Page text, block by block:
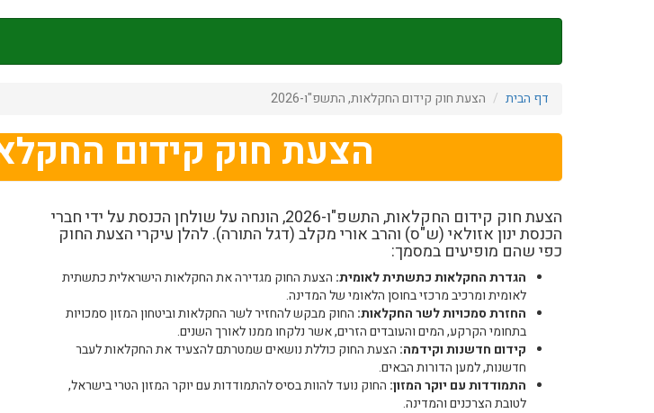
דף הבית הצעת חוק קידום החקלאות, התשפ"ו-2026
הצעת חוק קידום
הצעת חוק קידום החקלאות, התשפ"ו-2026, הונחה על שולחן הכנסת על ידי חברי
הכנסת ינון אזולאי (ש"ס) והרב אורי מקלב (דגל התורה). להלן עיקרי הצעת החוק
כפי שהם מופיעים במסמך:
הגדרת החקלאות כתשתית לאומית: הצעת החוק מגדירה את החקלאות הישראלית כתשתית
לאומית ומרכיב מרכזי בחוסן הלאומי של המדינה.
החזרת סמכויות לשר החקלאות: החוק מבקש להחזיר לשר החקלאות וביטחון המזון סמכויות
בתחומי הקרקע, המים והעובדים הזרים, אשר נלקחו ממנו לאורך השנים.
קידום חדשנות וקידמה: הצעת החוק כוללת נושאים שמטרתם להצעיד את החקלאות לעבר
חדשנות, למען הדורות הבאים.
התמודדות עם יוקר המזון: החוק נועד להוות בסיס להתמודדות עם יוקר המזון הטרי בישראל,
לטובת הצרכנים והמדינה.